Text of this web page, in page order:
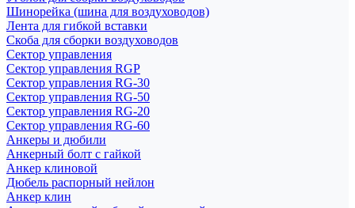
Шинорейка (шина для воздуховодов)
Лента для гибкой вставки
Скоба для сборки воздуховодов
Сектор управления
Сектор управления RGP
Сектор управления RG-30
Сектор управления RG-50
Сектор управления RG-20
Сектор управления RG-60
Анкеры и дюбили
Анкерный болт с гайкой
Анкер клиновой
Дюбель распорный нейлон
Анкер клин